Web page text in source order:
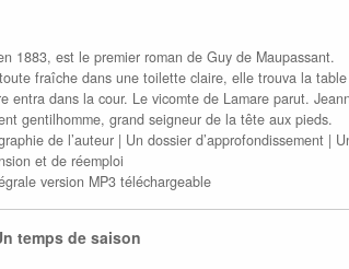
1883, est le premier roman de Guy de Maupassant.
fraîche dans une toilette claire, elle trouva la
entra dans la cour. Le vicomte de Lamare parut.
gentilhomme, grand seigneur de la tête aux pieds.
de l’auteur | Un dossier d’approfondissement |
et de réemploi
version MP3 téléchargeable
temps de saison